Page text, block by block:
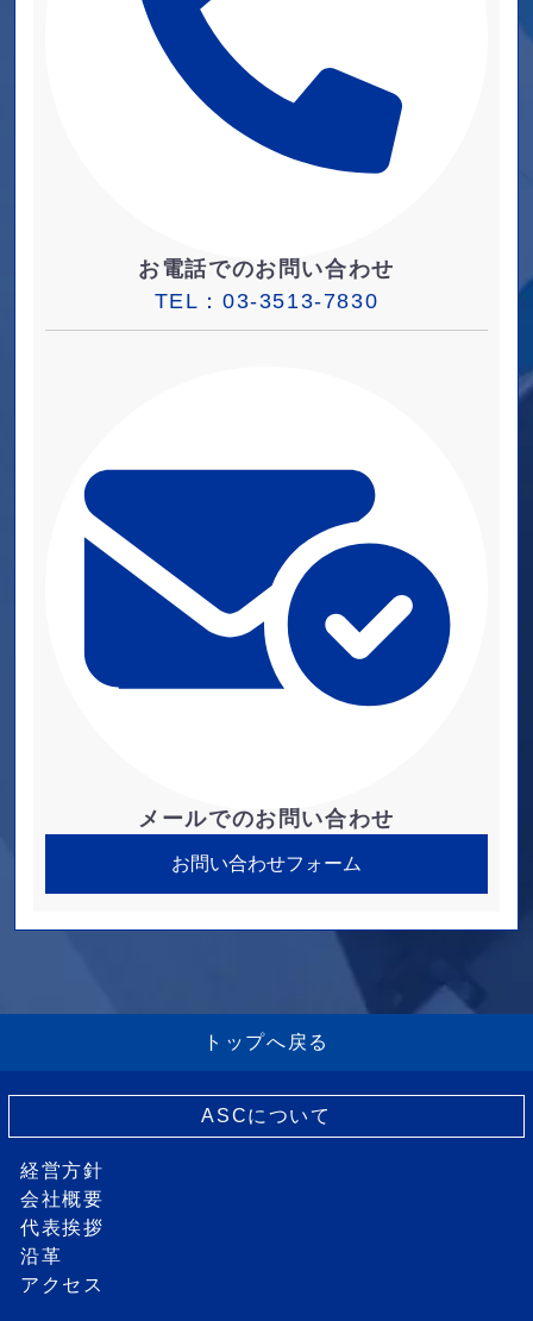
お電話でのお問い合わせ
TEL：03-3513-7830
メールでのお問い合わせ
お問い合わせフォーム
トップへ戻る
ASCについて
経営方針
会社概要
代表挨拶
沿革
アクセス